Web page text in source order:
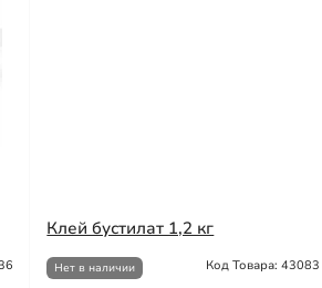
Клей бустилат 1,2 кг
Нет в наличии Код Товара: 43083